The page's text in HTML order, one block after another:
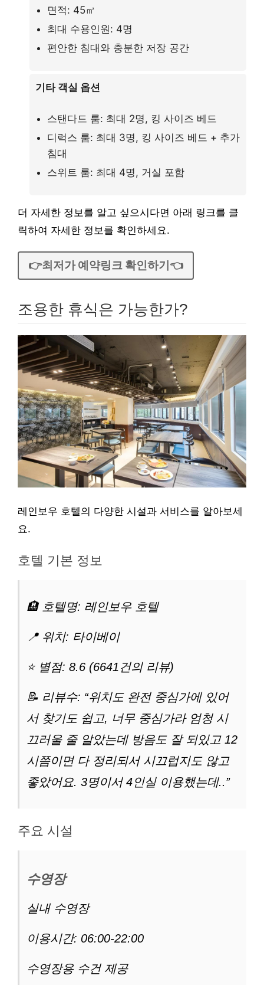
면적: 45㎡
최대 수용인원: 4명
편안한 침대와 충분한 저장 공간
기타 객실 옵션
스탠다드 룸: 최대 2명, 킹 사이즈 베드
디럭스 룸: 최대 3명, 킹 사이즈 베드 + 추가
침대
스위트 룸: 최대 4명, 거실 포함
더 자세한 정보를 알고 싶으시다면 아래 링크를 클
릭하여 자세한 정보를 확인하세요.
👉최저가 예약링크 확인하기👈
조용한 휴식은 가능한가?
레인보우 호텔의 다양한 시설과 서비스를 알아보세
요.
호텔 기본 정보
🏨 호텔명: 레인보우 호텔
📍 위치: 타이베이
⭐ 별점: 8.6 (6641건의 리뷰)
📝 리뷰수: “위치도 완전 중심가에 있어
서 찾기도 쉽고, 너무 중심가라 엄청 시
끄러울 줄 알았는데 방음도 잘 되있고 12
시쯤이면 다 정리되서 시끄럽지도 않고
좋았어요. 3명이서 4인실 이용했는데..”
주요 시설
수영장
실내 수영장
이용시간: 06:00-22:00
수영장용 수건 제공